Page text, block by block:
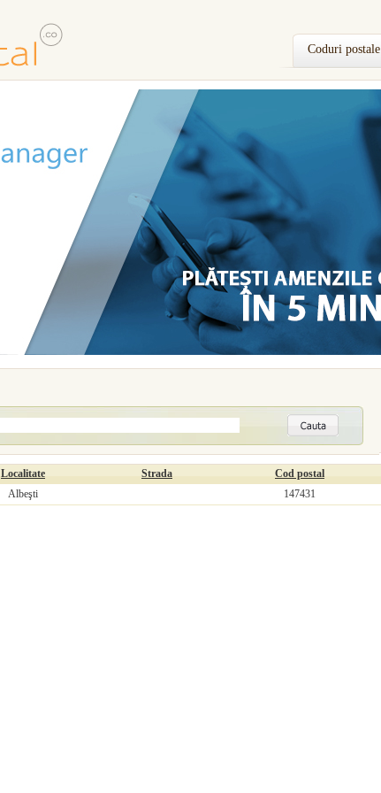
Coduri postale
Localitate Strada
Cod postal
Albeşti 147431